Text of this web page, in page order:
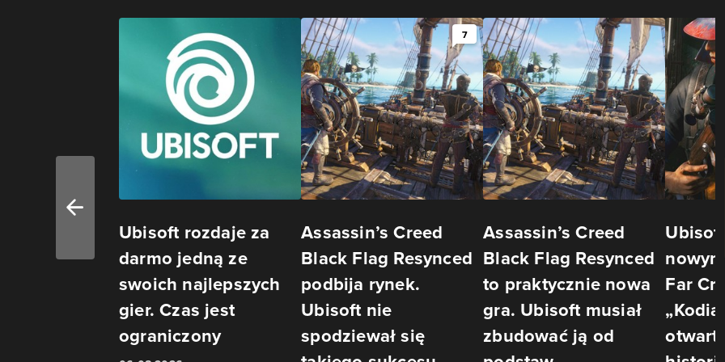
Ubisoft rozdaje za
darmo jedną ze
swoich najlepszych
gier. Czas jest
ograniczony
7
Assassin’s Creed
Black Flag Resynced
podbija rynek.
Ubisoft nie
spodziewał się
Assassin’s Creed
Black Flag Resynced
to praktycznie nowa
gra. Ubisoft musiał
zbudować ją od
Far